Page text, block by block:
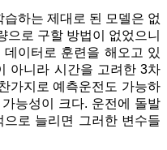
하는 제대로 된 모델은 없
으로 구할 방법이 없었으니
이터로 훈련을 해오고 있
아니라 시간을 고려한 3차
가지로 예측운전도 가능하
능성이 크다. 운전에 돌발
으로 늘리면 그러한변수들